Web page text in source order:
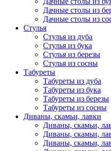
Дачные столы из
Дачные столы из
Стулья
Стулья из дуба
Стулья из бука
Стулья из березы
Стулья из сосны
Табуреты
Табуреты из дуба
Табуреты из бука
Табуреты из березы
Табуреты из сосны
Диваны, скамьи, лавки
Диваны, скамьи,
Диваны, скамьи,
Диваны, скамьи,